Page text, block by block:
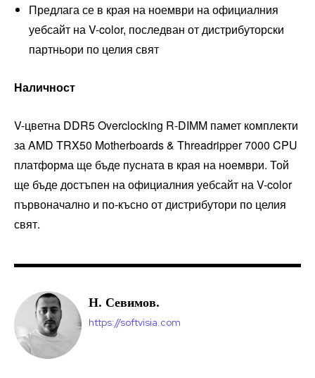
Предлага се в края на ноември на официалния
уебсайт на V-color, последван от дистрибуторски
партньори по целия свят
Наличност
V-цветна DDR5 Overclocking R-DIMM памет комплекти
за AMD TRX50 Motherboards & Threadripper 7000 CPU
платформа ще бъде пусната в края на ноември. Той
ще бъде достъпен на официалния уебсайт на V-color
първоначално и по-късно от дистрибутори по целия
свят.
Н. Севимов.
https://softvisia.com